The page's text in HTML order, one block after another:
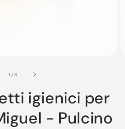
1 /su
3
igienici per
- Pulcino